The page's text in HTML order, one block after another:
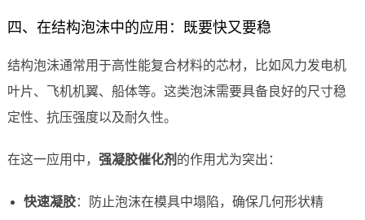
四、在结构泡沫中的应用：既要快又要稳
结构泡沫通常用于高性能复合材料的芯材，比如风力发电机
叶片、飞机机翼、船体等。这类泡沫需要具备良好的尺寸稳
定性、抗压强度以及耐久性。
在这一应用中， 强凝胶催化剂 的作用尤为突出：
快速凝胶：防止泡沫在模具中塌陷，确保几何形状精